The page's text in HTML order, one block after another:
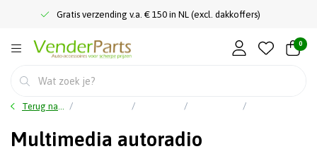
Gratis verzending v.a. € 150 in NL (excl. dakkoffers)
0
Terug naar home
Multimedia autoradio